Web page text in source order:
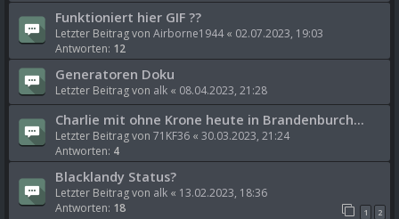
Funktioniert hier GIF ??
Letzter Beitrag von Airborne1944 « 02.07.2023, 19:03
Antworten: 12
Generatoren Doku
Letzter Beitrag von alk « 08.04.2023, 21:28
Charlie mit ohne Krone heute in Brandenburch...
Letzter Beitrag von 71KF36 « 30.03.2023, 21:24
Antworten: 4
Blacklandy Status?
Letzter Beitrag von alk « 13.02.2023, 18:36
Antworten: 18 1 2